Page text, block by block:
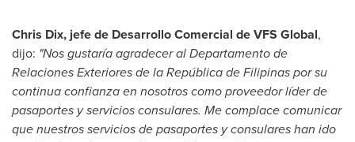
Chris Dix, jefe de Desarrollo Comercial de VFS Global,
dijo: "Nos gustaría agradecer al Departamento de
Relaciones Exteriores de la República de Filipinas por su
continua confianza en nosotros como proveedor líder de
pasaportes y servicios consulares. Me complace comunicar
que nuestros servicios de pasaportes y consulares han ido